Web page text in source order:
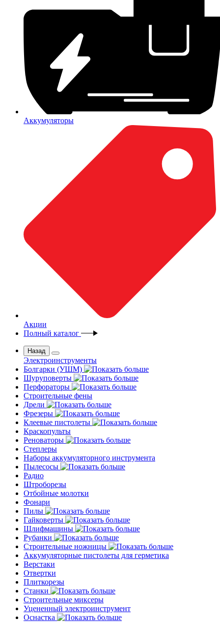
Аккумуляторы
Акции
Полный каталог
Назад
Электроинструменты
Болгарки (УШМ)
Шуруповерты
Перфораторы
Строительные фены
Дрели
Фрезеры
Клеевые пистолеты
Краскопульты
Реноваторы
Степлеры
Наборы аккумуляторного инструмента
Пылесосы
Радио
Штроборезы
Отбойные молотки
Фонари
Пилы
Гайковерты
Шлифмашины
Рубанки
Строительные ножницы
Аккумуляторные пистолеты для герметика
Верстаки
Отвертки
Плиткорезы
Станки
Строительные миксеры
Уцененный электроинструмент
Оснастка